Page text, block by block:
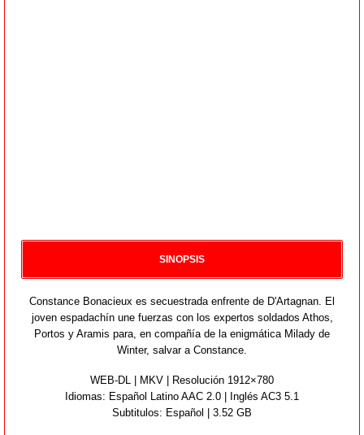
SINOPSIS
Constance Bonacieux es secuestrada enfrente de D'Artagnan. El
joven espadachín une fuerzas con los expertos soldados Athos,
Portos y Aramis para, en compañía de la enigmática Milady de
Winter, salvar a Constance.
WEB-DL | MKV | Resolución 1912×780
Idiomas: Español Latino AAC 2.0 | Inglés AC3 5.1
Subtitulos: Español | 3.52 GB